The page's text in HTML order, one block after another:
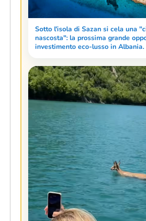
Sotto l'isola di Sazan si cela una
nascosta": la prossima grande
investimento eco-lusso in Albania.